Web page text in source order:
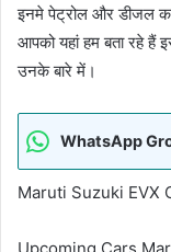
इनमे पेट्रोल और डीजल
आपको यहां हम बता रहे हैं
उनके बारे में।
WhatsApp
Maruti Suzuki EVX